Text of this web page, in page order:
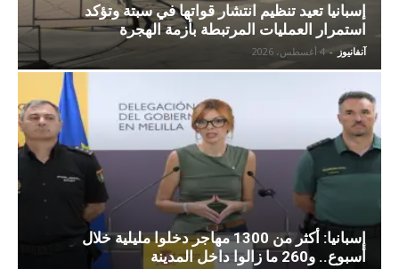
إسبانيا تعيد تنظيم انتشار قواتها في سبتة وتؤكد
استمرار العمليات المرتبطة بأزمة الهجرة
آنفانيوز - 4 أغسطس، 2026
إسبانيا: أكثر من 1300 مهاجر دخلوا مليلية خلال
أسبوع.. و260 ما زالوا داخل المدينة